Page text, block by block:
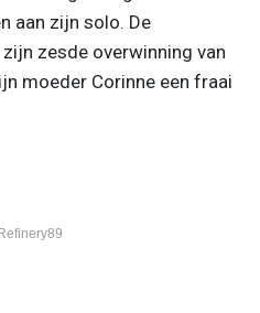
aan zijn solo. De
zesde overwinning van
moeder Corinne een fraai